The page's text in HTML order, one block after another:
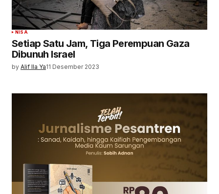
NISA
Setiap Satu Jam, Tiga Perempuan Gaza
Dibunuh Israel
by Alif Ila Ya11 Desember 2023